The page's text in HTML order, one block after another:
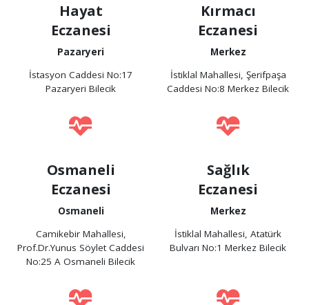
Hayat
Eczanesi
Pazaryeri
İstasyon Caddesi No:17
Pazaryeri Bilecik
Kırmacı
Eczanesi
Merkez
İstiklal Mahallesi, Şerifpaşa
Caddesi No:8 Merkez Bilecik
Osmaneli
Eczanesi
Osmaneli
Camikebir Mahallesi,
Prof.Dr.Yunus Söylet Caddesi
No:25 A Osmaneli Bilecik
Sağlık
Eczanesi
Merkez
İstiklal Mahallesi, Atatürk
Bulvarı No:1 Merkez Bilecik